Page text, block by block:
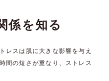
係を知る
レスは肌に大きな影響を与え
間の短さが重なり、ストレス